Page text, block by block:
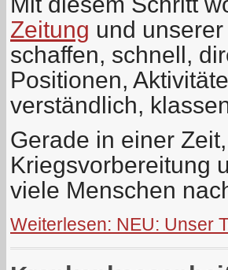
Zeitung und
schaffen, schnell,
Positionen,
verständlich,
Gerade in einer
Kriegsvorbereitung
viele Menschen
Weiterlesen: NEU: Unser